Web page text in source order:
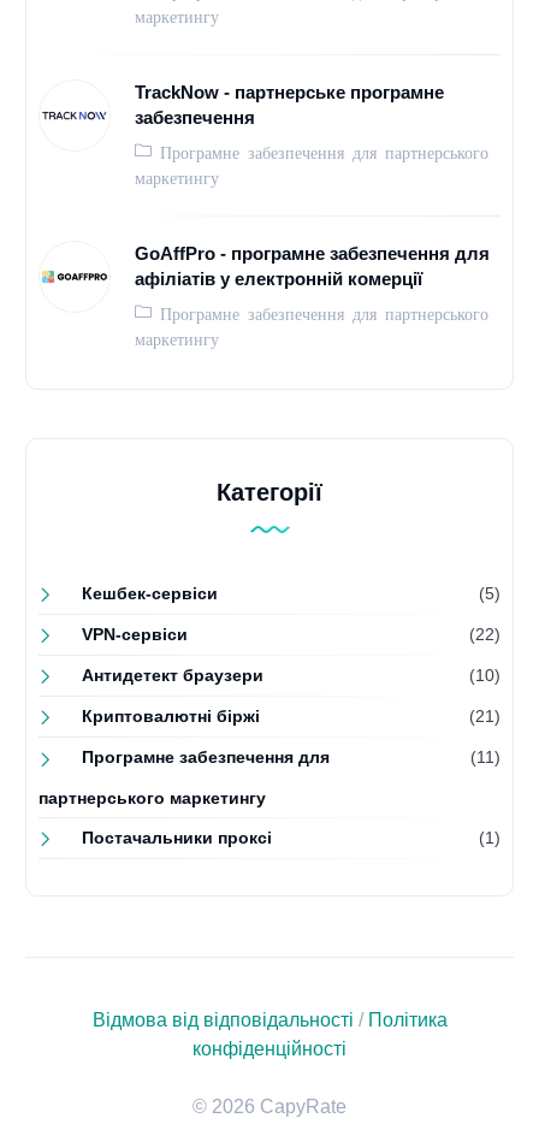
маркетингу
TrackNow - партнерське програмне
забезпечення
Програмне забезпечення для партнерського
маркетингу
GoAffPro - програмне забезпечення для
афіліатів у електронній комерції
Програмне забезпечення для партнерського
маркетингу
Категорії
Кешбек-сервіси (5)
VPN-сервіси (22)
Антидетект браузери (10)
Криптовалютні біржі (21)
Програмне забезпечення для
партнерського маркетингу
(11)
Постачальники проксі (1)
Відмова від відповідальності / Політика
конфіденційності
© 2026 CapyRate